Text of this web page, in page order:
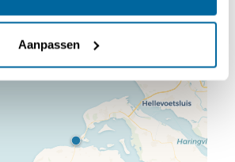
Aanpassen